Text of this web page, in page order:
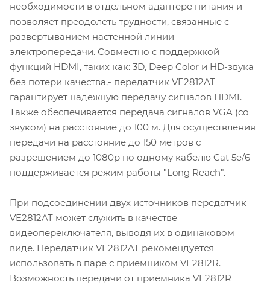
необходимости в отдельном адаптере питания и
позволяет преодолеть трудности, связанные с
развертыванием настенной линии
электропередачи. Совместно с поддержкой
функций HDMI, таких как: 3D, Deep Color и HD-звука
без потери качества,- передатчик VE2812AT
гарантирует надежную передачу сигналов HDMI.
Также обеспечивается передача сигналов VGA (со
звуком) на расстояние до 100 м. Для осуществления
передачи на расстояние до 150 метров с
разрешением до 1080p по одному кабелю Cat 5e/6
поддерживается режим работы "Long Reach".
При подсоединении двух источников передатчик
VE2812AT может служить в качестве
видеопереключателя, выводя их в одинаковом
виде. Передатчик VE2812AT рекомендуется
использовать в паре с приемником VE2812R.
Возможность передачи от приемника VE2812R